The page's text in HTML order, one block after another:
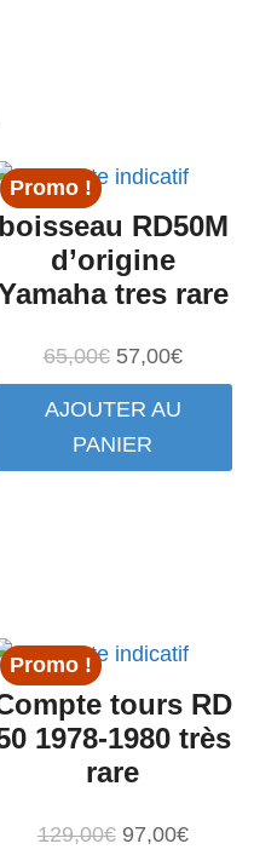
Promo !
boisseau RD50M
d’origine
tres rare
65,00€ Le
prix
initial
était :
57,00€Le
prix
AJOUTER AU
PANIER
Promo !
tours RD
1978-1980 très
rare
129,00€ Le
97,00€Le